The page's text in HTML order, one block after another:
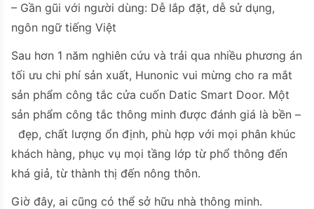
– Gần gũi với người dùng: Dễ lắp đặt, dễ sử dụng,
ngôn ngữ tiếng Việt
Sau hơn 1 năm nghiên cứu và trải qua nhiều phương án
tối ưu chi phí sản xuất, Hunonic vui mừng cho ra mắt
sản phẩm công tắc cửa cuốn Datic Smart Door. Một
sản phẩm công tắc thông minh được đánh giá là bền –
đẹp, chất lượng ổn định, phù hợp với mọi phân khúc
khách hàng, phục vụ mọi tầng lớp từ phổ thông đến
khá giả, từ thành thị đến nông thôn.
Giờ đây, ai cũng có thể sở hữu nhà thông minh.